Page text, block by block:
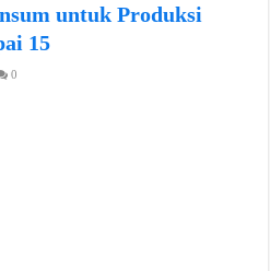
untuk Produksi
15
0